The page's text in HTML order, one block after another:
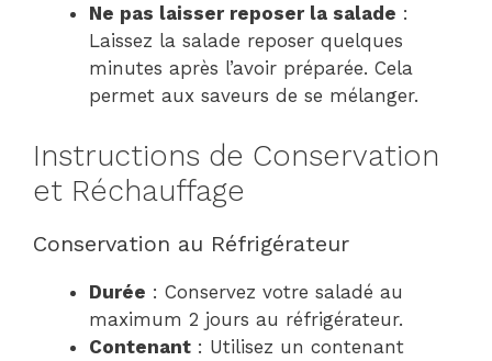
Ne pas laisser reposer la salade :
Laissez la salade reposer quelques
minutes après l’avoir préparée. Cela
permet aux saveurs de se mélanger.
Instructions de Conservation
et Réchauffage
Conservation au Réfrigérateur
Durée : Conservez votre saladé au
maximum 2 jours au réfrigérateur.
Contenant : Utilisez un contenant